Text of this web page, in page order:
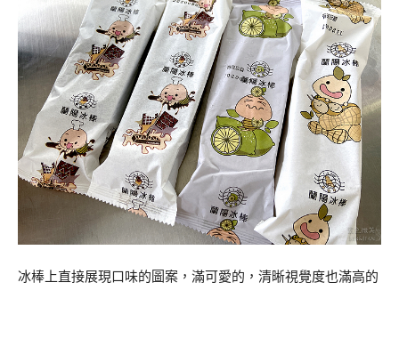
冰棒上直接展現口味的圖案，滿可愛的，清晰視覺度也滿高的